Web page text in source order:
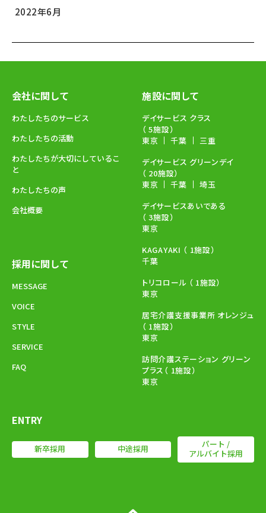
2022年6月
会社に関して
わたしたちのサービス
わたしたちの活動
わたしたちが大切にしているこ
と
わたしたちの声
会社概要
施設に関して
デイサービス クラス
（ 5施設）
東京
千葉
三重
デイサービス グリーンデイ
（ 20施設）
東京
千葉
埼玉
デイサービスあいである
（ 3施設）
東京
KAGAYAKI （ 1施設）
千葉
トリコロール （ 1施設）
東京
居宅介護支援事業所 オレンジュ
（ 1施設）
東京
訪問介護ステーション グリーン
プラス（ 1施設）
東京
採用に関して
MESSAGE
VOICE
STYLE
SERVICE
FAQ
ENTRY
新卒採用 中途採用
パート /
アルバイト採用